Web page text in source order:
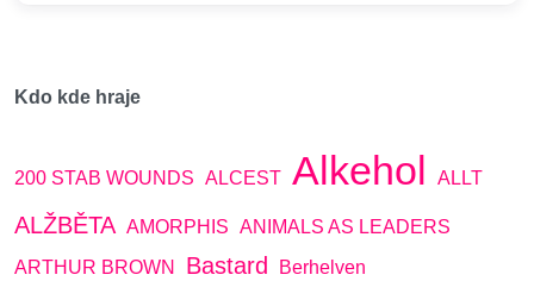
Kdo kde hraje
200 STAB WOUNDS ALCEST Alkehol ALLT
ALŽBĚTA AMORPHIS ANIMALS AS LEADERS
ARTHUR BROWN
Bastard Berhelven